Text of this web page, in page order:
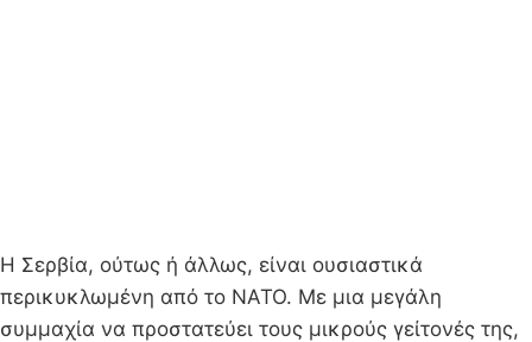
Η Σερβία, ούτως ή άλλως, είναι ουσιαστικά
περικυκλωμένη από το ΝΑΤΟ. Με μια μεγάλη
συμμαχία να προστατεύει τους μικρούς γείτονές της,